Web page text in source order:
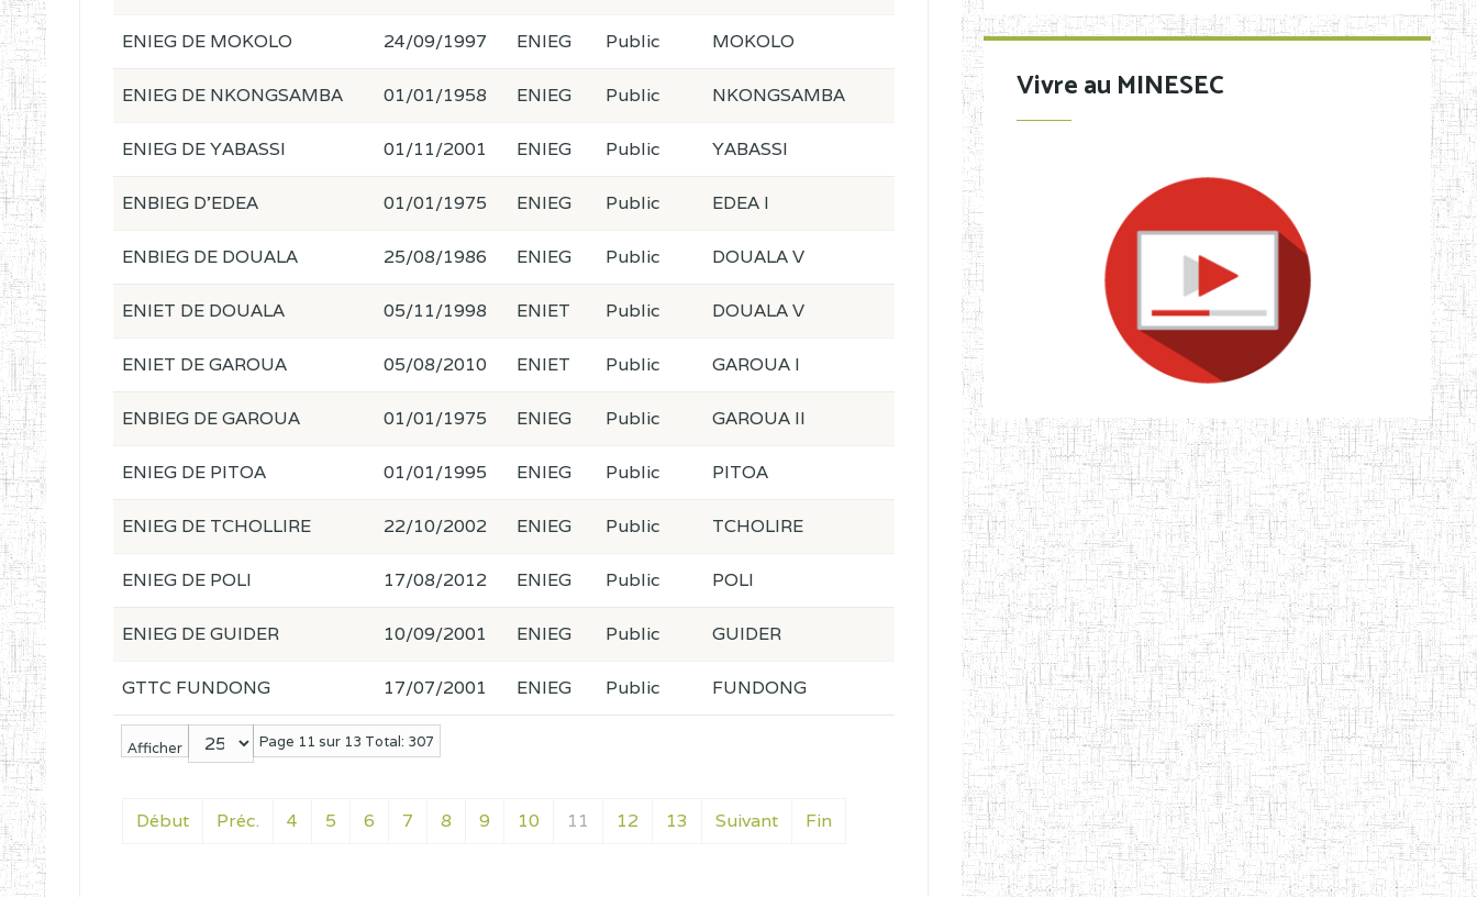
Afficher Page 11 sur 13 Total: 307
Début Préc. 4 5 6 7 8 9 10 11 12 13 Suivant Fin
ENIEG DE MOKOLO 24/09/1997 ENIEG Public MOKOLO
ENIEG DE NKONGSAMBA 01/01/1958 ENIEG Public NKONGSAMBA
ENIEG DE YABASSI 01/11/2001 ENIEG Public YABASSI
ENBIEG D'EDEA 01/01/1975 ENIEG Public EDEA I
ENBIEG DE DOUALA 25/08/1986 ENIEG Public DOUALA V
ENIET DE DOUALA 05/11/1998 ENIET Public DOUALA V
ENIET DE GAROUA 05/08/2010 ENIET Public GAROUA I
ENBIEG DE GAROUA 01/01/1975 ENIEG Public GAROUA II
ENIEG DE PITOA 01/01/1995 ENIEG Public PITOA
ENIEG DE TCHOLLIRE 22/10/2002 ENIEG Public TCHOLIRE
ENIEG DE POLI 17/08/2012 ENIEG Public POLI
ENIEG DE GUIDER 10/09/2001 ENIEG Public GUIDER
GTTC FUNDONG 17/07/2001 ENIEG Public FUNDONG
Vivre au MINESEC